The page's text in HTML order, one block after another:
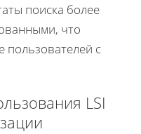
поиска более
что
пользователей с
LSI